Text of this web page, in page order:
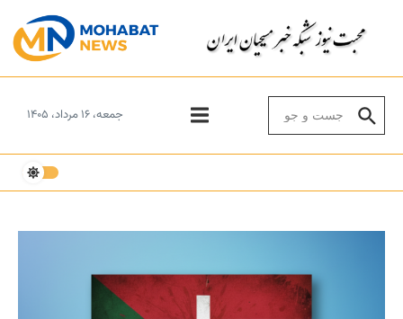
جمعه، ۱۶ مرداد، ۱۴۰۵